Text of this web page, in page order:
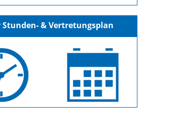
Stunden- & Vertretungsplan